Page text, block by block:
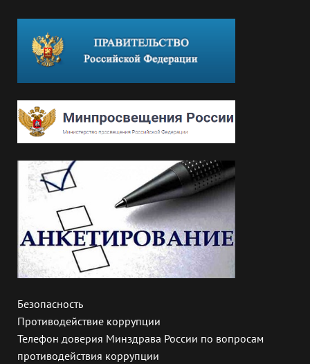
Безопасность
Противодействие коррупции
Телефон доверия Минздрава России по вопросам
противодействия коррупции